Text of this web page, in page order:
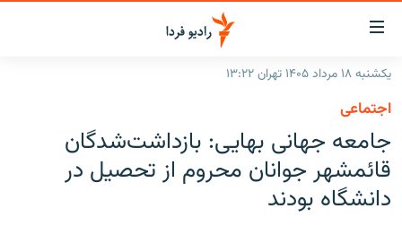
لینک‌های
قابلیت
دسترسی
بازگشت
منوی
اصلی
رفتن
ایران
جهان
رادیو
یکشنبه ۱۸ مرداد ۱۴۰۵ تهران ۱۳:۲۲
اجتماعی
جامعه جهانی بهایی: بازداشت‌شدگان
قائمشهر جوانان محروم از تحصیل در
دانشگاه بودند